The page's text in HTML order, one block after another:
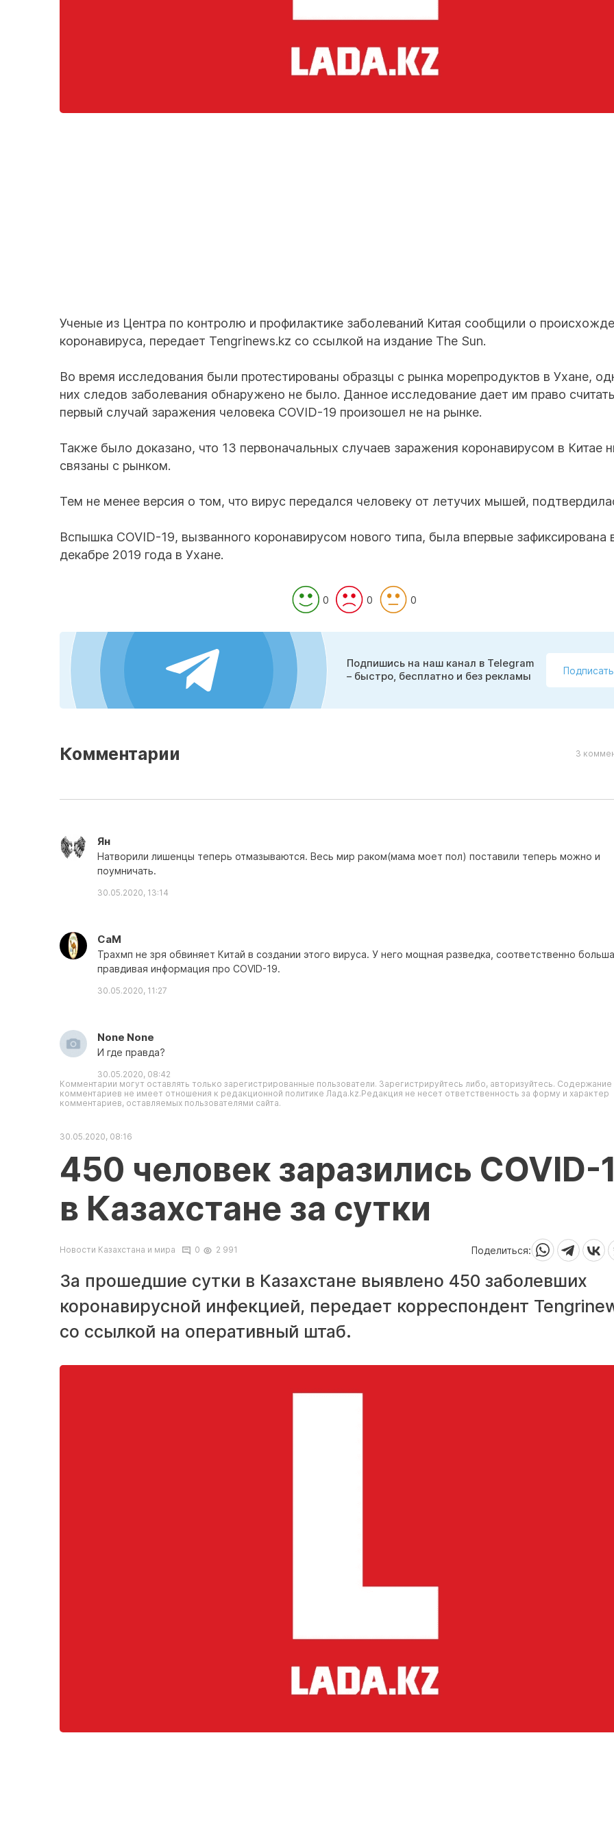
Ученые из Центра по контролю и профилактике заболеваний Китая сообщили о
коронавируса, передает Tengrinews.kz со ссылкой на издание The Sun.
Во время исследования были протестированы образцы с рынка морепродуктов в Ухане,
них следов заболевания обнаружено не было. Данное исследование дает им право
первый случай заражения человека COVID-19 произошел не на рынке.
Также было доказано, что 13 первоначальных случаев заражения коронавирусом в Китае
связаны с рынком.
Тем не менее версия о том, что вирус передался человеку от летучих мышей,
Вспышка COVID-19, вызванного коронавирусом нового типа, была впервые зафиксирована
декабре 2019 года в Ухане.
0 0 0
Подпишись на наш канал в Telegram
– быстро, бесплатно и без рекламы
Комментарии 3
Ян
Натворили лишенцы теперь отмазываются. Весь мир раком(мама моет пол) поставили теперь можно и
поумничать.
30.05.2020, 13:14
СаМ
Трахмп не зря обвиняет Китай в создании этого вируса. У него мощная разведка, соответственно
правдивая информация про СOVID-19.
30.05.2020, 11:27
None None
И где правда?
30.05.2020, 08:42
Комментарии могут оставлять только зарегистрированные пользователи. Зарегистрируйтесь либо, авторизуйтесь. Содержание
комментариев не имеет отношения к редакционной политике Лада.kz.Редакция не несет ответственность за форму и характер
комментариев, оставляемых пользователями сайта.
30.05.2020, 08:16
450 человек заразились COVID-
в Казахстане за сутки
Новости Казахстана и мира 0 2 991 Поделиться:
За прошедшие сутки в Казахстане выявлено 450 заболевших
коронавирусной инфекцией, передает корреспондент
со ссылкой на оперативный штаб.